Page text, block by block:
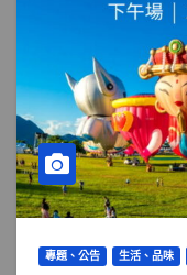
專題、公告 生活、品味